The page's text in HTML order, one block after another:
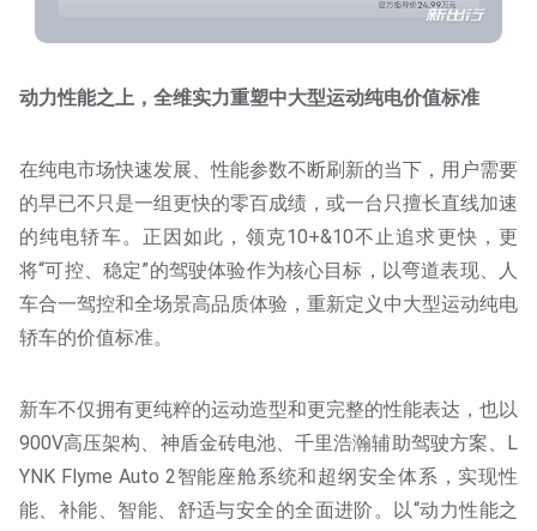
动力性能之上，全维实力重塑中大型运动纯电价值标准
在纯电市场快速发展、性能参数不断刷新的当下，用户需要
的早已不只是一组更快的零百成绩，或一台只擅长直线加速
的纯电轿车。正因如此，领克10+&10不止追求更快，更
将“可控、稳定”的驾驶体验作为核心目标，以弯道表现、人
车合一驾控和全场景高品质体验，重新定义中大型运动纯电
轿车的价值标准。
新车不仅拥有更纯粹的运动造型和更完整的性能表达，也以
900V高压架构、神盾金砖电池、千里浩瀚辅助驾驶方案、L
YNK Flyme Auto 2智能座舱系统和超纲安全体系，实现性
能、补能、智能、舒适与安全的全面进阶。以“动力性能之